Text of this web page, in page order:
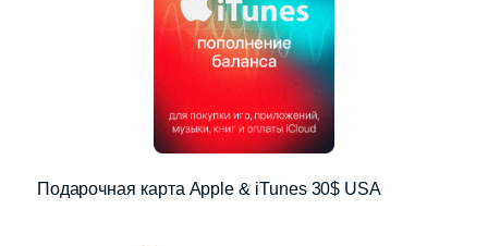
Подарочная карта Apple & iTunes 30$ USA